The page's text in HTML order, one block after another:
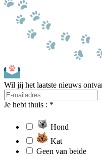
Wil jij het laatste nieuws
Je hebt thuis : *
Hond
Kat
Geen van beide